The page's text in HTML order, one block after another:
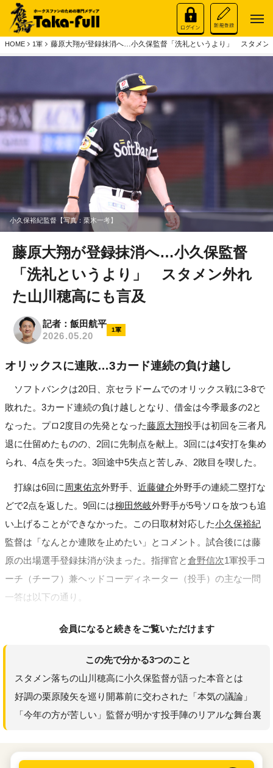
HOME 1軍 藤原大翔が登録抹消へ…小久保監督「洗礼というより」 スタメン
小久保裕紀監督【写真：栗木一考】
藤原大翔が登録抹消へ…小久保監督
「洗礼というより」 スタメン外れ
た山川穂高にも言及
記者：飯田航平
2026.05.20
1軍
オリックスに連敗…3カード連続の負け越し
ソフトバンクは20日、京セラドームでのオリックス戦に3-8で
敗れた。3カード連続の負け越しとなり、借金は今季最多の2と
なった。プロ2度目の先発となった藤原大翔投手は初回を三者凡
退に仕留めたものの、2回に先制点を献上。3回には4安打を集め
られ、4点を失った。3回途中5失点と苦しみ、2敗目を喫した。
打線は6回に周東佑京外野手、 近藤健介外野手の連続二塁打な
どで2点を返した。9回には柳田悠岐外野手が5号ソロを放つも追
い上げることができなかった。この日取材対応した小久保裕紀
監督は「なんとか連敗を止めたい」とコメント。試合後には藤
原の出場選手登録抹消が決まった。指揮官と倉野信次1軍投手コ
ーチ（チーフ）兼ヘッドコーディネーター（投手）の主な一問
一答は以下の通り。
会員になると続きをご覧いただけます
この先で分かる3つのこと
スタメン落ちの山川穂高に小久保監督が語った本音とは
好調の栗原陵矢を巡り開幕前に交わされた「本気の議論」
「今年の方が苦しい」監督が明かす投手陣のリアルな舞台裏